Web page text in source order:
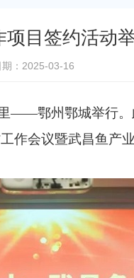
项目签约活动
期：2025-03-16
——鄂州鄂城举行。
作会议暨武昌鱼产